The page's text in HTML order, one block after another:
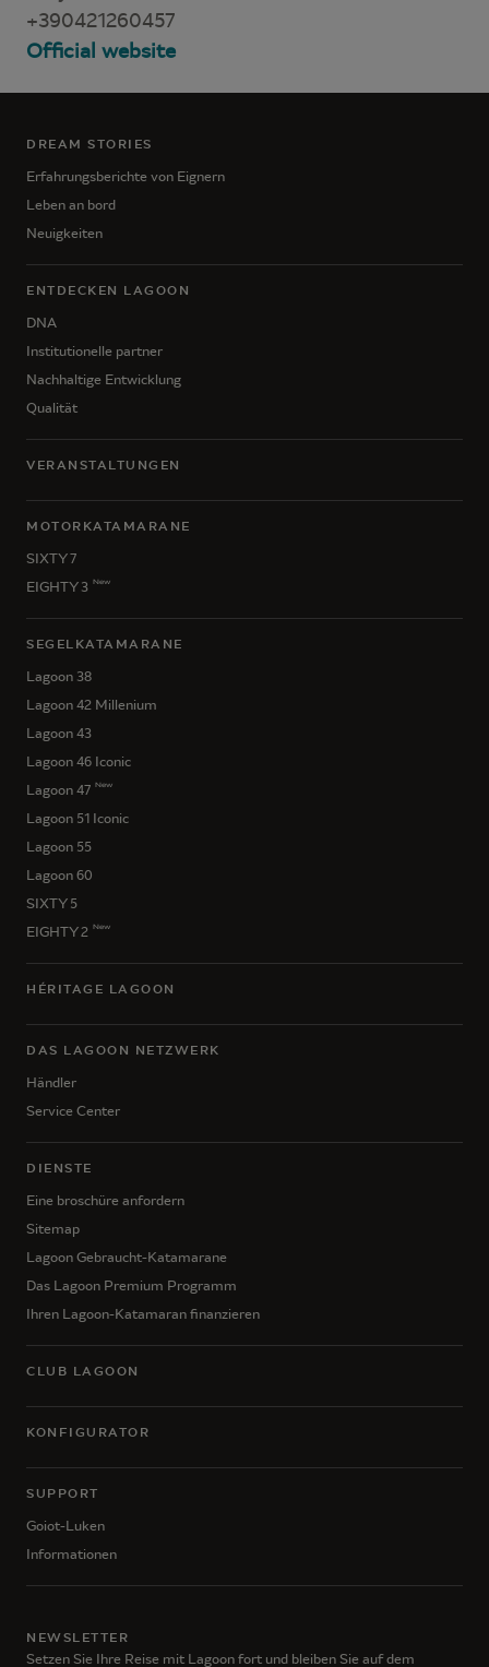
+390421260457
Official website
DREAM STORIES
Erfahrungsberichte von Eignern
Leben an bord
Neuigkeiten
ENTDECKEN LAGOON
DNA
Institutionelle partner
Nachhaltige Entwicklung
Qualität
VERANSTALTUNGEN
MOTORKATAMARANE
SIXTY 7
EIGHTY 3 New
SEGELKATAMARANE
Lagoon 38
Lagoon 42 Millenium
Lagoon 43
Lagoon 46 Iconic
Lagoon 47 New
Lagoon 51 Iconic
Lagoon 55
Lagoon 60
SIXTY 5
EIGHTY 2
New
HÉRITAGE LAGOON
DAS LAGOON NETZWERK
Händler
Service Center
DIENSTE
Eine broschüre anfordern
Sitemap
Lagoon Gebraucht-Katamarane
Das Lagoon Premium Programm
Ihren Lagoon-Katamaran finanzieren
CLUB LAGOON
KONFIGURATOR
SUPPORT
Goiot-Luken
Informationen
NEWSLETTER
Setzen Sie Ihre Reise mit Lagoon fort und bleiben Sie auf dem